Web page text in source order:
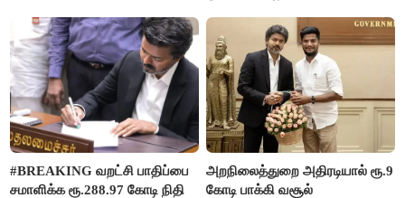
#BREAKING வறட்சி பாதிப்பை
சமாளிக்க ரூ.288.97 கோடி நிதி
அறநிலைத்துறை அதிரடியால் ரூ.9
கோடி பாக்கி வசூல்